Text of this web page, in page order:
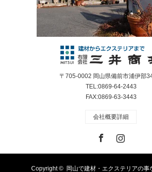
〒705-0002 岡山県備前市浦伊部
TEL:0869-64-2443
FAX:0869-63-3443
会社概要詳細
Copyright © 岡山で建材・エクステリアの事